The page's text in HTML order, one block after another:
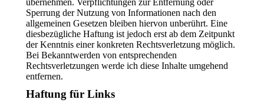
übernehmen. Verpflichtungen zur Entfernung oder
Sperrung der Nutzung von Informationen nach den
allgemeinen Gesetzen bleiben hiervon unberührt. Eine
diesbezügliche Haftung ist jedoch erst ab dem Zeitpunkt
der Kenntnis einer konkreten Rechtsverletzung möglich.
Bei Bekanntwerden von entsprechenden
Rechtsverletzungen werde ich diese Inhalte umgehend
entfernen.
Haftung für Links